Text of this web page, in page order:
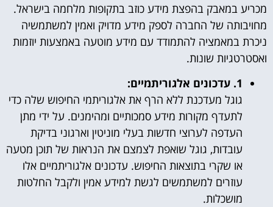
מכריע במאבק בהפצת מידע כוזב בתקופות מלחמה בישראל.
מחויבותה של החברה לספק מידע מדויק ואמין למשתמשיה
ניכרת במאמציה להתמודד עם מידע מוטעה באמצעות יוזמות
ואסטרטגיות שונות.
1. עדכונים אלגוריתמיים:
גוגל מעדכנת ללא הרף את אלגוריתמי החיפוש שלה כדי
לתעדף מקורות מידע סמכותיים ומהימנים. על ידי מתן
העדפה לערוצי חדשות בעלי מוניטין וארגוני בדיקת
עובדות, גוגל שואפת לצמצם את הנראות של תוכן מטעה
או שקרי בתוצאות החיפוש. עדכונים אלגוריתמיים אלו
עוזרים למשתמשים לגשת למידע אמין ולקבל החלטות
מושכלות.